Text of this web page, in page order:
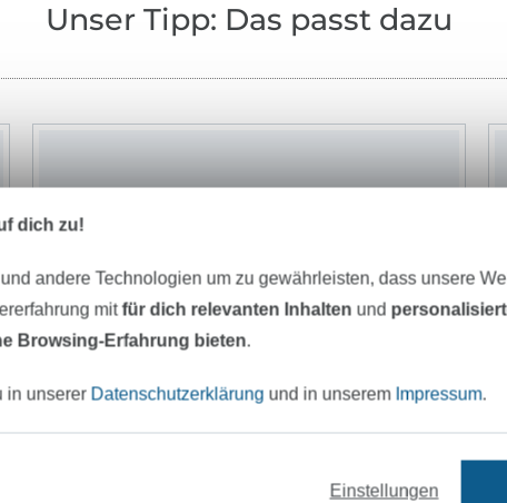
Unser Tipp: Das passt dazu
dich zu!
andere Technologien um zu gewährleisten, dass unsere
mitfür dich relevanten Inhalten und
Browsing-Erfahrung bieten.
in unserer Datenschutzerklärung und in unserem Impressum.
Einstellungen